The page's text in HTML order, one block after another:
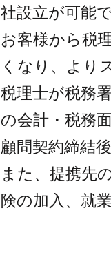
社設立が可能
お客様から税
くなり、より
税理士が税務
の会計・税務
顧問契約締結
また、提携先
険の加入、就